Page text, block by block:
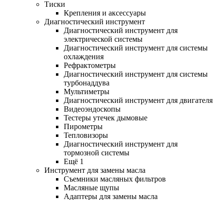
Тиски
Крепления и аксессуары
Диагностический инструмент
Диагностический инструмент для
электрической системы
Диагностический инструмент для системы
охлаждения
Рефрактометры
Диагностический инструмент для системы
турбонаддува
Мультиметры
Диагностический инструмент для двигателя
Видеоэндоскопы
Тестеры утечек дымовые
Пирометры
Тепловизоры
Диагностический инструмент для
тормозной системы
Ещё 1
Инструмент для замены масла
Съемники масляных фильтров
Масляные щупы
Адаптеры для замены масла